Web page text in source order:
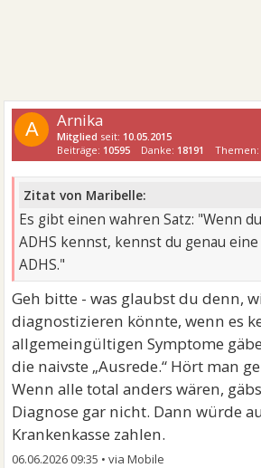
A Arnika
Mitglied seit: 10.05.2015
Beiträge: 10595 Danke: 18191 Themen:
Zitat von Maribelle:
Es gibt einen wahren Satz: "Wenn
ADHS kennst, kennst du genau
ADHS."
Geh bitte - was glaubst du denn,
diagnostizieren könnte, wenn es
allgemeingültigen Symptome
die naivste „Ausrede.“ Hört man
Wenn alle total anders wären,
Diagnose gar nicht. Dann würde
Krankenkasse zahlen.
06.06.2026 09:35 •